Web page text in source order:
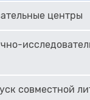
центры
совместной